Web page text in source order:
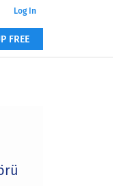
Log In
FREE